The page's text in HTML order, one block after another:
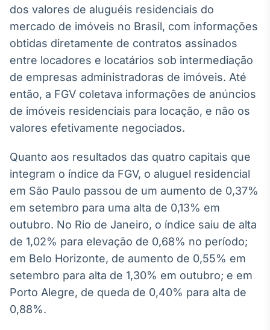
headlines de
notícias
Broadcast
para conteúdos e
funcionalidades
Wallboard
Conteúdos e
dados para
displays e telas
Broadcast
conteúdos
noticiosos
Soluções de
Tecnologia
dos valores de aluguéis residenciais do
mercado de imóveis no Brasil, com informações
obtidas diretamente de contratos assinados
entre locadores e locatários sob intermediação
de empresas administradoras de imóveis. Até
então, a FGV coletava informações de anúncios
de imóveis residenciais para locação, e não os
valores efetivamente negociados.
Quanto aos resultados das quatro capitais que
integram o índice da FGV, o aluguel residencial
em São Paulo passou de um aumento de 0,37%
em setembro para uma alta de 0,13% em
outubro. No Rio de Janeiro, o índice saiu de alta
de 1,02% para elevação de 0,68% no período;
em Belo Horizonte, de aumento de 0,55% em
setembro para alta de 1,30% em outubro; e em
Porto Alegre, de queda de 0,40% para alta de
0,88%.